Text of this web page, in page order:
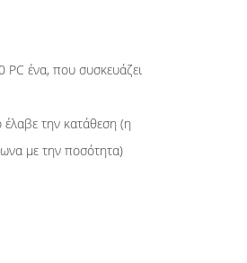
PC ένα, που συσκευάζει
την κατάθεση (η
με την ποσότητα)